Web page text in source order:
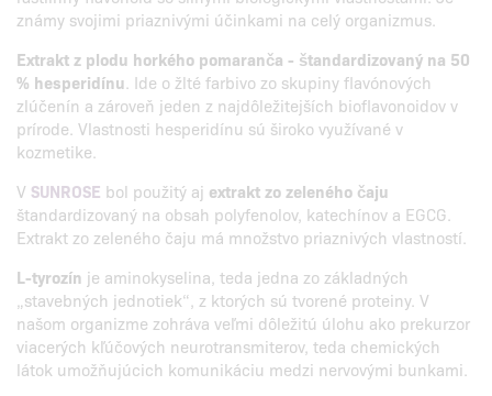
známy svojimi priaznivými účinkami na celý organizmus.
Extrakt z plodu horkého pomaranča - štandardizovaný na 50
% hesperidínu. Ide o žlté farbivo zo skupiny flavónových
zlúčenín a zároveň jeden z najdôležitejších bioflavonoidov v
prírode. Vlastnosti hesperidínu sú široko využívané v
kozmetike.
V SUNROSE bol použitý aj extrakt zo zeleného čaju
štandardizovaný na obsah polyfenolov, katechínov a EGCG.
Extrakt zo zeleného čaju má množstvo priaznivých vlastností.
L-tyrozín je aminokyselina, teda jedna zo základných
„stavebných jednotiek“, z ktorých sú tvorené proteiny. V
našom organizme zohráva veľmi dôležitú úlohu ako prekurzor
viacerých kľúčových neurotransmiterov, teda chemických
látok umožňujúcich komunikáciu medzi nervovými bunkami.